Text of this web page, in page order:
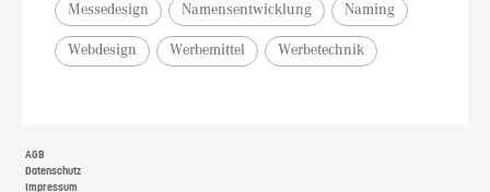
Messedesign Namensentwicklung Naming
Webdesign Werbemittel Werbetechnik
AGB
Datenschutz
Impressum